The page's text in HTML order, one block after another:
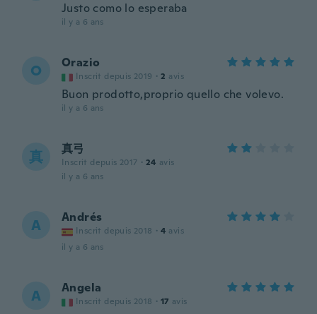
Justo como lo esperaba
il y a 6 ans
O Orazio
Inscrit depuis 2019 · 2 avis
Buon prodotto,proprio quello che volevo.
il y a 6 ans
真 真弓
Inscrit depuis 2017 · 24 avis
il y a 6 ans
A Andrés
Inscrit depuis 2018 · 4 avis
il y a 6 ans
A Angela
Inscrit depuis 2018 · 17 avis